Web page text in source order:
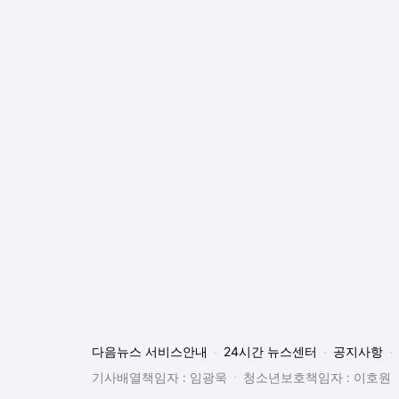
다음뉴스 서비스안내 24시간 뉴스센터 공지사항
기사배열책임자 : 임광욱
청소년보호책임자 : 이호원